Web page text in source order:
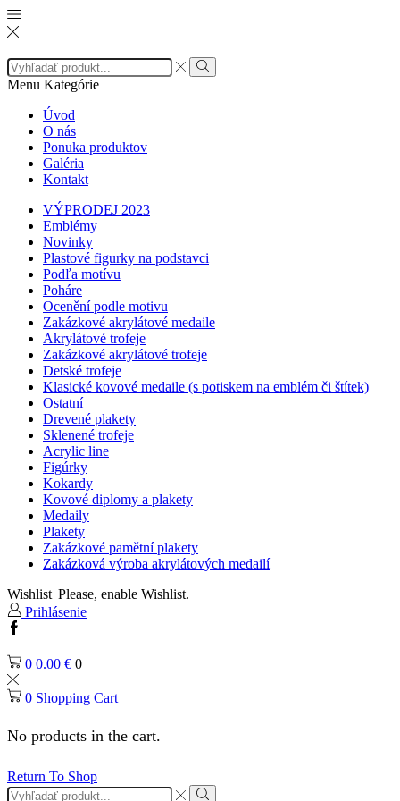
Search
input
Search
Menu Kategórie
Úvod
O nás
Ponuka produktov
Galéria
Kontakt
VÝPRODEJ 2023
Emblémy
Novinky
Plastové figurky na podstavci
Podľa motívu
Poháre
Ocenění podle motivu
Zakázkové akrylátové medaile
Akrylátové trofeje
Zakázkové akrylátové trofeje
Detské trofeje
Klasické kovové medaile (s potiskem na emblém či štítek)
Ostatní
Drevené plakety
Sklenené trofeje
Acrylic line
Figúrky
Kokardy
Kovové diplomy a plakety
Medaily
Plakety
Zakázkové pamětní plakety
Zakázková výroba akrylátových medailí
Wishlist Please, enable Wishlist.
Prihlásenie
Facebook
0 0.00 € 0
0 Shopping Cart
No products in the cart.
Return To Shop
Search